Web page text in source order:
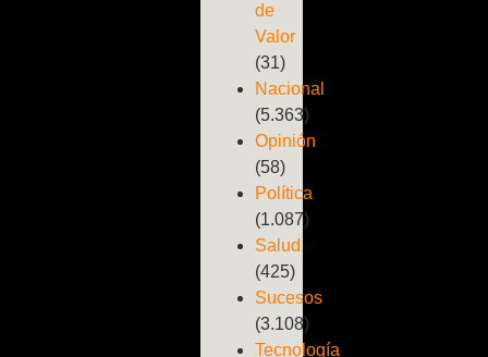
de
Valor
(31)
Nacional
(5.363)
Opinión
(58)
Política
(1.087)
Salud
(425)
Sucesos
(3.108)
Tecnología